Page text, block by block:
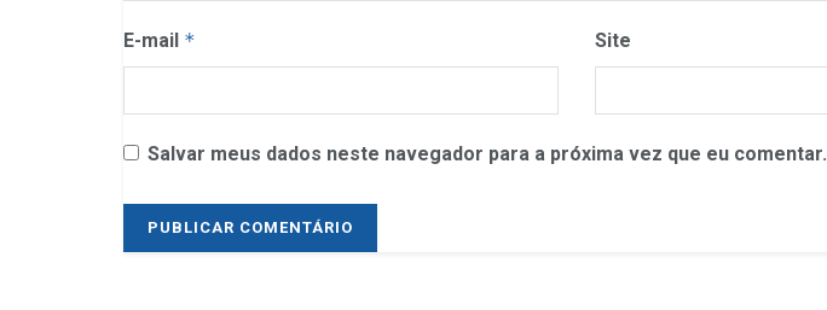
E-mail * Site
Salvar meus dados neste navegador para a próxima vez que eu comentar.